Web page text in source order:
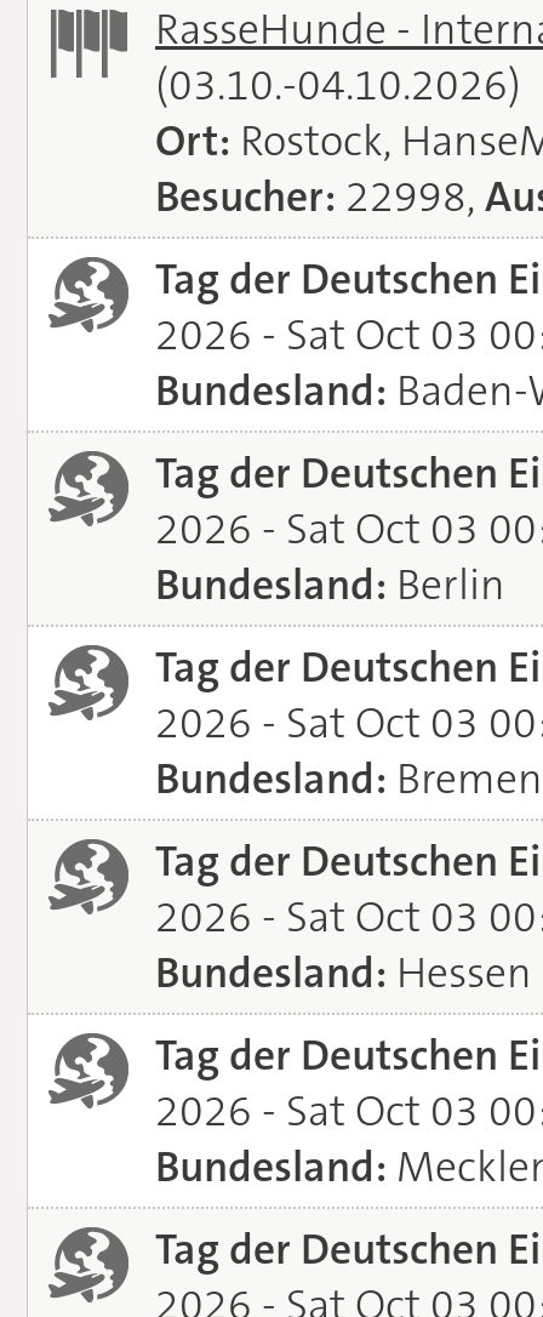
RasseHunde -
(03.10.-04.10.2026)
Ort: Rostock,
Besucher: 22998,
Tag der Deutschen
2026 - Sat Oct 03
Bundesland:
Tag der Deutschen
2026 - Sat Oct 03
Bundesland: Berlin
Tag der Deutschen
2026 - Sat Oct 03
Bundesland: Bremen
Tag der Deutschen
2026 - Sat Oct 03
Bundesland: Hessen
Tag der Deutschen
2026 - Sat Oct 03
Bundesland:
Tag der Deutschen
2026 - Sat Oct 03